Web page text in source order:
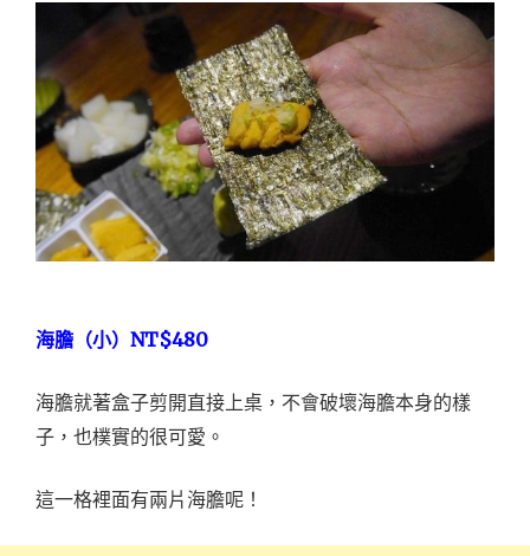
海膽（小） NT$480
海膽就著盒子剪開直接上桌，不會破壞海膽本身的樣
子，也樸實的很可愛。
這一格裡面有兩片海膽呢！